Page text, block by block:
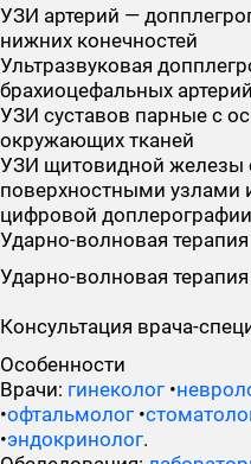
УЗИ артерий —
нижних конечностей
Ультразвуковая
брахиоцефальных
УЗИ суставов парные с
окружающих тканей
УЗИ щитовидной железы
поверхностными узлами
цифровой доплерографии
Ударно-волновая терапия
Ударно-волновая
Консультация врача-
Особенности
Врачи: гинеколог •
•офтальмолог •
•эндокринолог.